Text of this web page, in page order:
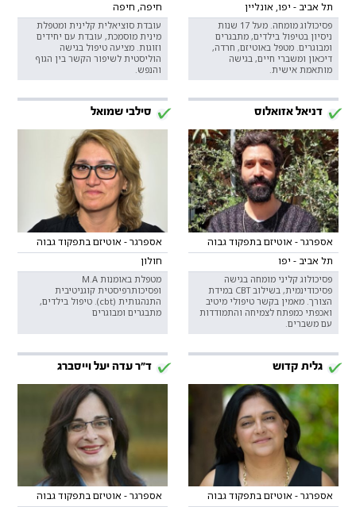
תל אביב - יפו, אונליין
פסיכולוג מומחה. מעל 17 שנות
ניסיון בטיפול בילדים, מתבגרים
ומבוגרים. מטפל באוטיזם, חרדה,
דיכאון ומשברי חיים, בגישה
מותאמת אישית.
חיפה, חיפה
עובדת סוציאלית קלינית ומטפלת
מינית מוסמכת, עובדת עם יחידים
וזוגות. מציעה טיפול בגישה
הוליסטית לשיפור הקשר בין הגוף
והנפש.
דניאל אזואלוס
אספרגר - אוטיזם בתפקוד גבוה
תל אביב - יפו
פסיכולוג קליני מומחה בגישה
פסיכודינמית, בשילוב CBT במידת
הצורך. מאמין בקשר טיפולי מיטיב
ואכפתי כמפתח לצמיחה והתמודדות
עם משברים.
סילבי שמואל
אספרגר - אוטיזם בתפקוד גבוה
חולון
מטפלת באומנות M.A
ופסיכותרפיסטית קוגניטיבית
התנהגותית (cbt). טיפול בילדים,
מתבגרים ומבוגרים
גלית קדוש
אספרגר - אוטיזם בתפקוד גבוה
ד"ר עדה יעל וייסברג
אספרגר - אוטיזם בתפקוד גבוה